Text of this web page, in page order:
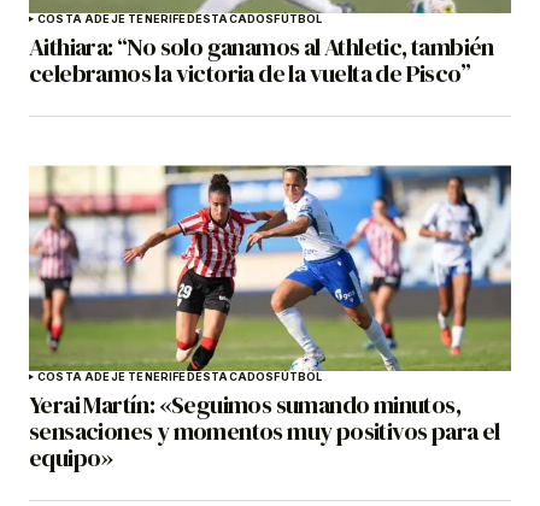
COSTA ADEJE TENERIFE DESTACADOS FÚTBOL
Aithiara: “No solo ganamos al Athletic, también
celebramos la victoria de la vuelta de Pisco”
COSTA ADEJE TENERIFE DESTACADOS FÚTBOL
Yerai Martín: «Seguimos sumando minutos,
sensaciones y momentos muy positivos para el
equipo»